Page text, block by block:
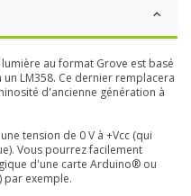
au format Grove est basé
LM358. Ce dernier remplacera
d'ancienne génération à
tension de 0 V à +Vcc (qui
Vous pourrez facilement
d'une carte Arduino® ou
par exemple.